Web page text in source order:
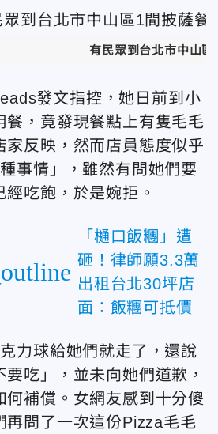
有民眾到台北市中山
發文指控，她日前到小
餐，竟發現餐點上有隻毛毛
家反映，然而店員態度似乎
事情」，雖然有問她們要
吃飽，於是婉拒。
「樋口飯糰」遭
砸！律師願3.3萬
出租台北30坪店
面：飯糰可抵價
力球給她們就走了，還說
要吃」，並未向她們道歉，
何補償。女網友感到十分傻
再問了一次這份Pizza毛毛